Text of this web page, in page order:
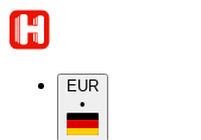
EUR
•